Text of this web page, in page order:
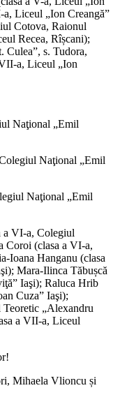
Liceul „Ion Creangă”
Cotova, Raionul
Recea, Rîșcani);
s. Tudora,
a, Liceul „Ion
Naţional „Emil
Naţional „Emil
Naţional „Emil
a VI-a, Colegiul
Coroi (clasa a VI-a,
Ioana Hanganu (clasa
Mara-Ilinca Tăbușcă
Iaşi); Raluca Hrib
Cuza” Iaşi);
„Alexandru
a VII-a, Liceul
Mihaela Vlioncu și